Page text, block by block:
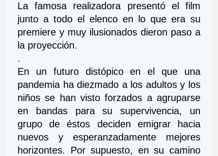
La famosa realizadora presentó el film
junto a todo el elenco en lo que era su
premiere y muy ilusionados dieron paso a
la proyección.
.
En un futuro distópico en el que una
pandemia ha diezmado a los adultos y los
niños se han visto forzados a agruparse
en bandas para su supervivencia, un
grupo de éstos deciden emigrar hacia
nuevos y esperanzadamente mejores
horizontes. Por supuesto, en su camino